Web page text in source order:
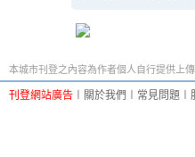
本城市刊登之內容為作者個人自行提供上
刊登網站廣告 關於我們 常見問題